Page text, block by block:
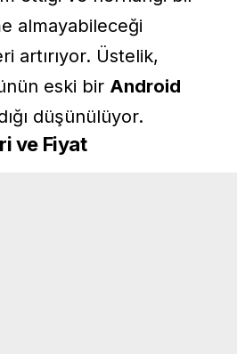
almayabileceği
artırıyor. Üstelik,
eski bir Android
düşünülüyor.
ve Fiyat